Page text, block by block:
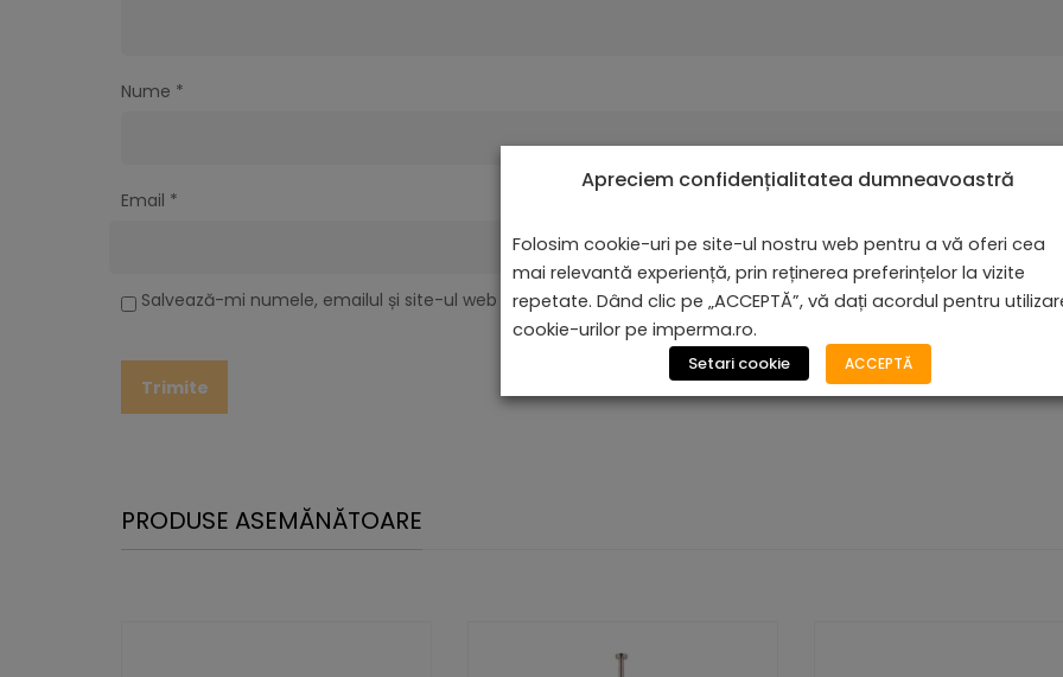
Nume *
Email *
Salvează-mi numele, emailul și site-ul web în acest navigator pentru data viitoare când o să comentez.
PRODUSE ASEMĂNĂTOARE
Apreciem confidențialitatea dumneavoastră
Folosim cookie-uri pe site-ul nostru web pentru a vă oferi cea
mai relevantă experiență, prin reținerea preferințelor la vizite
repetate. Dând clic pe „ACCEPTĂ”, vă dați acordul pentru
cookie-urilor pe imperma.ro.
Setari cookie ACCEPTĂ